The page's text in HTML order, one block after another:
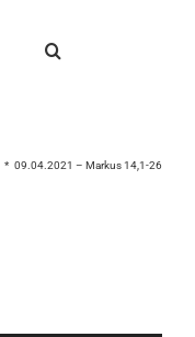
09.04.2021 – Markus 14,1-26